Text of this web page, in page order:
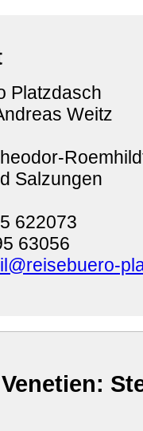
Platzdasch
Weitz
Salzungen
622073
63056